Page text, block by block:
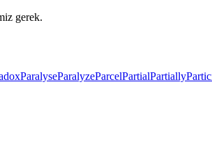
gerek.
ParalyseParalyzeParcelPartialPartially